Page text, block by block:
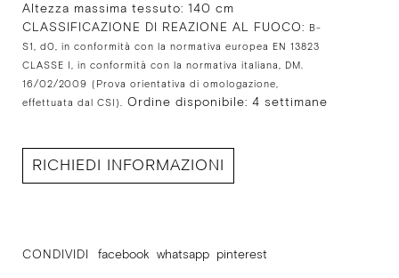
Altezza massima tessuto: 140 cm
CLASSIFICAZIONE DI REAZIONE AL FUOCO: B-
S1, d0, in conformità con la normativa europea EN 13823
CLASSE I, in conformità con la normativa italiana, DM.
16/02/2009 (Prova orientativa di omologazione,
effettuata dal CSI). Ordine disponibile: 4 settimane
RICHIEDI INFORMAZIONI
CONDIVIDI facebook whatsapp pinterest